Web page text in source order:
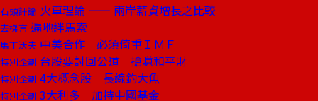
石頭評論 火車理論 —— 兩岸薪資增長之比較
去梯言 遍地絆馬索
馬丁沃夫 中美合作 必須倚重ＩＭＦ
特別企劃 台股要討回公道 搶賺和平財
特別企劃 4大概念股 長線釣大魚
特別企劃 3大利多 加持中國基金